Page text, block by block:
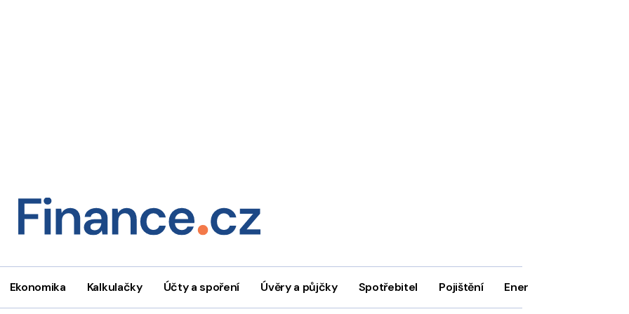
Ekonomika Kalkulačky Účty a spoření Úvěry a půjčky Spotřebitel Pojištění Energie